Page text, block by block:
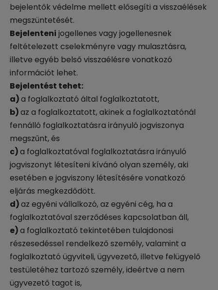
bejelentők védelme mellett elősegíti a visszaélések
megszüntetését.
Bejelenteni jogellenes vagy jogellenesnek
feltételezett cselekményre vagy mulasztásra,
illetve egyéb belső visszaélésre vonatkozó
információt lehet.
Bejelentést tehet:
a)a foglalkoztató által foglalkoztatott,
b)az a foglalkoztatott, akinek a foglalkoztatónál
fennálló foglalkoztatásra irányuló jogviszonya
megszűnt, és
c)a foglalkoztatóval foglalkoztatásra irányuló
jogviszonyt létesíteni kívánó olyan személy, aki
esetében e jogviszony létesítésére vonatkozó
eljárás megkezdődött.
d)az egyéni vállalkozó, az egyéni cég, ha a
foglalkoztatóval szerződéses kapcsolatban áll,
e)a foglalkoztató tekintetében tulajdonosi
részesedéssel rendelkező személy, valamint a
foglalkoztató ügyviteli, ügyvezető, illetve felügyelő
testületéhez tartozó személy, ideértve a nem
ügyvezető tagot is,